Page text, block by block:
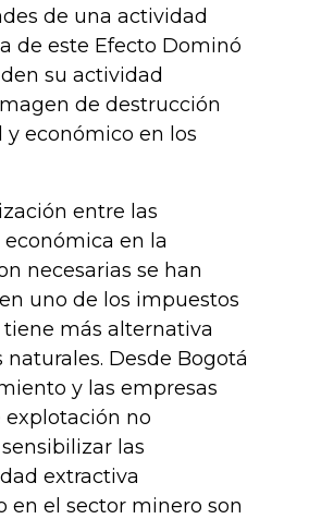
de una actividad
de este Efecto Dominó
su actividad
de destrucción
económico en los
entre las
en la
necesarias se han
uno de los impuestos
más alternativa
Desde Bogotá
y las empresas
no
las
extractiva
en el sector minero son